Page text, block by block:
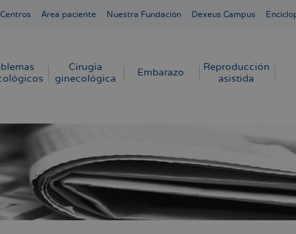
Área paciente Nuestra Fundación Dexeus Campus
Cirugía
ginecológica
Embarazo
Reproducción
asistida